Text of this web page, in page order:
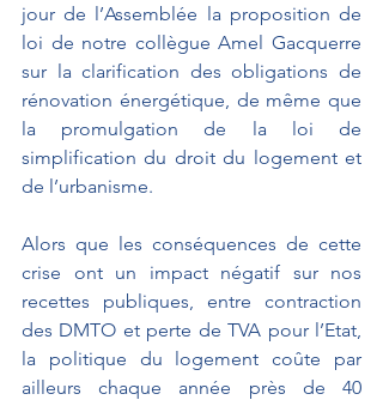
jour de l’Assemblée la proposition de
loi de notre collègue Amel Gacquerre
sur la clarification des obligations de
rénovation énergétique, de même que
la promulgation de la loi de
simplification du droit du logement et
de l’urbanisme.
Alors que les conséquences de cette
crise ont un impact négatif sur nos
recettes publiques, entre contraction
des DMTO et perte de TVA pour l’Etat,
la politique du logement coûte par
ailleurs chaque année près de 40